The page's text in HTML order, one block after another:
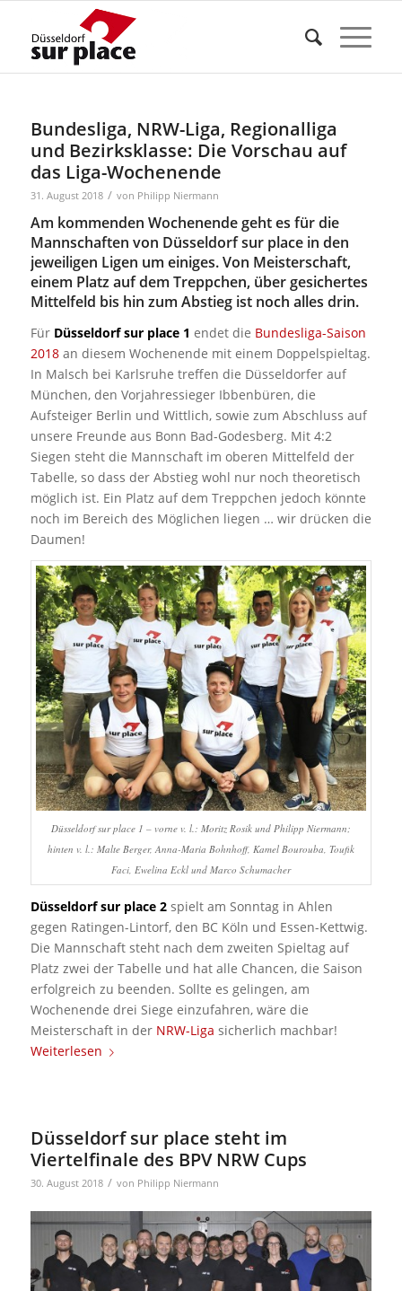
Bundesliga, NRW-Liga, Regionalliga
und Bezirksklasse: Die Vorschau auf
das Liga-Wochenende
31. August 2018 / von Philipp Niermann
Am kommenden Wochenende geht es für die
Mannschaften von Düsseldorf sur place in den
jeweiligen Ligen um einiges. Von Meisterschaft,
einem Platz auf dem Treppchen, über gesichertes
Mittelfeld bis hin zum Abstieg ist noch alles drin.
Für Düsseldorf sur place 1 endet die Bundesliga-Saison
2018an diesem Wochenende mit einem Doppelspieltag.
In Malsch bei Karlsruhe treffen die Düsseldorfer auf
München, den Vorjahressieger Ibbenbüren, die
Aufsteiger Berlin und Wittlich, sowie zum Abschluss auf
unsere Freunde aus Bonn Bad-Godesberg. Mit 4:2
Siegen steht die Mannschaft im oberen Mittelfeld der
Tabelle, so dass der Abstieg wohl nur noch theoretisch
möglich ist. Ein Platz auf dem Treppchen jedoch könnte
noch im Bereich des Möglichen liegen … wir drücken die
Daumen!
Düsseldorf sur place 1 – vorne v. l.: Moritz Rosik und Philipp Niermann;
hinten v. l.: Malte Berger, Anna-Maria Bohnhoff, Kamel Bourouba, Toufik
Faci, Ewelina Eckl und Marco Schumacher
Düsseldorf sur place 2spielt am Sonntag in Ahlen
gegen Ratingen-Lintorf, den BC Köln und Essen-Kettwig.
Die Mannschaft steht nach dem zweiten Spieltag auf
Platz zwei der Tabelle und hat alle Chancen, die Saison
erfolgreich zu beenden. Sollte es gelingen, am
Wochenende drei Siege einzufahren, wäre die
Meisterschaft in der NRW-Liga sicherlich machbar!
Weiterlesen
Düsseldorf sur place steht im
Viertelfinale des BPV NRW Cups
30. August 2018 / von Philipp Niermann